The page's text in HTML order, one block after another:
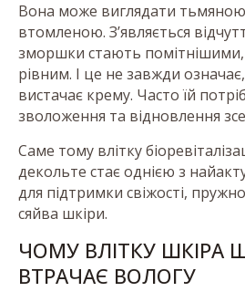
Вона може виглядати
втомленою. З’являється
зморшки стають
рівним. І це не завжди
вистачає крему. Часто їй
зволоження та відновлення
Саме тому влітку
декольте стає однією з
для підтримки свіжості,
сяйва шкіри.
ЧОМУ ВЛІТКУ ШКІРА
ВТРАЧАЄ ВОЛОГУ